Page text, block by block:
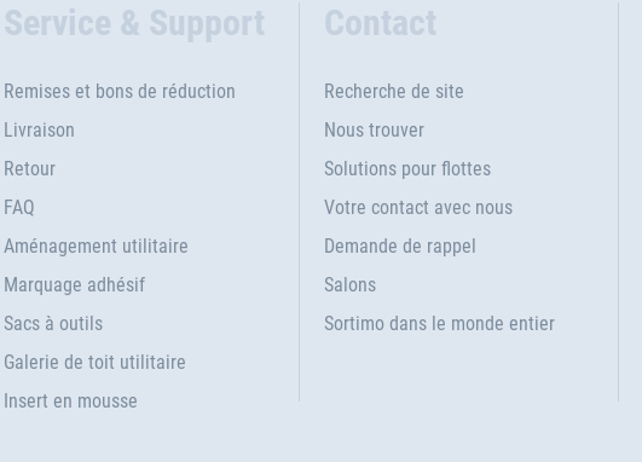
Service & Support
Remises et bons de réduction
Livraison
Retour
FAQ
Aménagement utilitaire
Marquage adhésif
Sacs à outils
Galerie de toit utilitaire
Insert en mousse
Contact
Recherche de site
Nous trouver
Solutions pour flottes
Votre contact avec nous
Demande de rappel
Salons
Sortimo dans le monde entier